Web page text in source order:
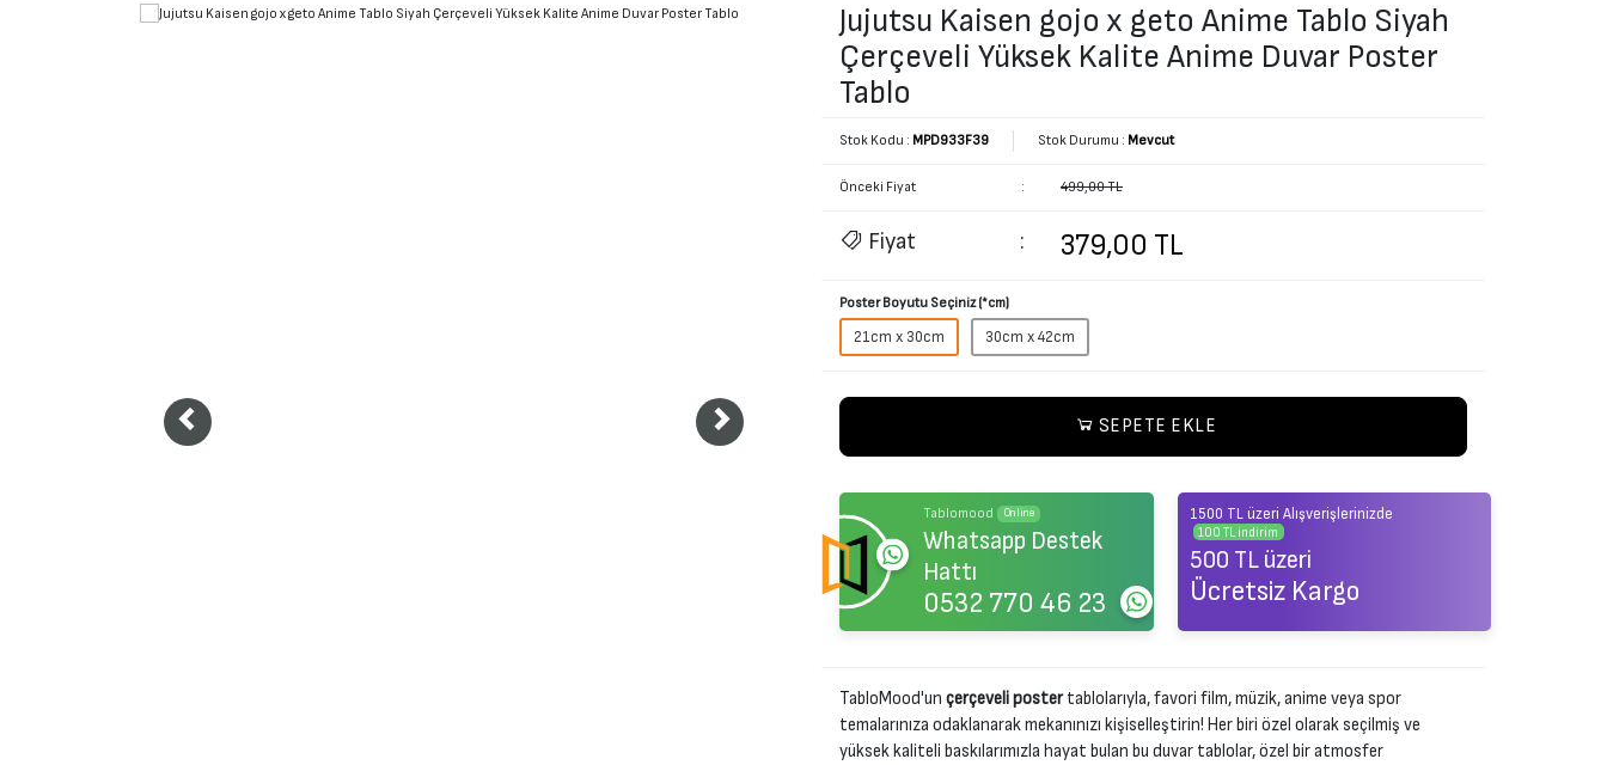
Jujutsu Kaisen gojo x geto Anime Tablo Siyah
Çerçeveli Yüksek Kalite Anime Duvar Poster
Tablo
Stok Kodu : MPD933F39 Stok Durumu : Mevcut
Önceki Fiyat : 499,00 TL
Fiyat : 379,00 TL
Poster Boyutu Seçiniz (*cm)
21cm x 30cm 30cm x 42cm
SEPETE EKLE
Tablomood Online
Whatsapp Destek
Hattı
0532 770 46 23
1500 TL üzeri Alışverişlerinizde
100 TL indirim
500 TL üzeri
Ücretsiz Kargo
TabloMood'un çerçeveli postertablolarıyla, favori film, müzik, anime veya spor
temalarınıza odaklanarak mekanınızı kişiselleştirin! Her biri özel olarak seçilmiş ve
yüksek kaliteli baskılarımızla hayat bulan bu duvar tablolar, özel bir atmosfer